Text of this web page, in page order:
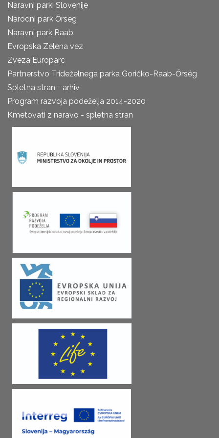
Naravni parki Slovenije
Narodni park Őrseg
Naravni park Raab
Evropska Zelena vez
Zveza Europarc
Partnerstvo Trideželnega parka Goričko-Raab-Őrség
Spletna stran - arhiv
Program razvoja podeželja 2014-2020
Kmetovati z naravo - spletna stran